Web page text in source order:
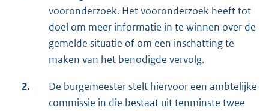
vooronderzoek. Het vooronderzoek heeft tot
doel om meer informatie in te winnen over de
gemelde situatie of om een inschatting te
maken van het benodigde vervolg.
2.
De burgemeester stelt hiervoor een ambtelijke
commissie in die bestaat uit tenminste twee